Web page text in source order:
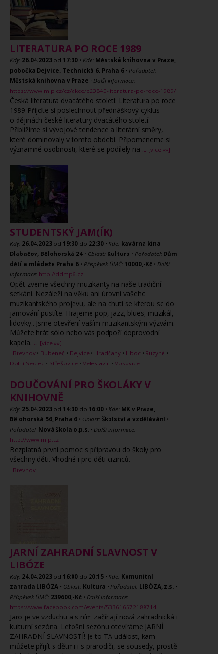
LITERATURA PO ROCE 1989
Kdy: 26.04.2023 od 17:30 • Kde: Městská knihovna v Praze,
pobočka Dejvice, Technická 6, Praha 6 • Pořadatel:
Městská knihovna v Praze • Další informace:
https://www.mlp.cz/cz/akce/e23845-literatura-po-roce-1989/
Česká literatura dvacátého století: Literatura po roce
1989 Přijďte si poslechnout přednáškový cyklus
o dějinách české literatury dvacátého století.
Přiblížíme si vývojové tendence a literární směry,
které dominovaly v tomto období. Připomeneme si
významné osobnosti, které se podílely na ... [více »»]
STUDENTSKÝ JAM(ÍK)
Kdy: 26.04.2023 od 19:30 do 22:30 • Kde: kavárna kina
Dlabačov, Bělohorská 24 • Oblast: Kultura • Pořadatel: Dům
dětí a mládeže Praha 6 • Příspěvek ÚMČ: 10000,-Kč • Další
informace: http://ddmp6.cz
Opět zveme všechny muzikanty na naše tradiční
setkání. Nezáleží na věku ani úrovni vašeho
muzikantského projevu, ale na chuti se kterou se do
jamování pustíte. Hrajeme pop, jazz, blues, muzikál,
lidovky.. Jsme otevření vaším muzikantským výzvám.
Můžete hrát sólo nebo vás podpoří doprovodní
kapela. ... [více »»]
Břevnov • Bubeneč • Dejvice • Hradčany • Liboc • Ruzyně •
Dolní Sedlec • Střešovice • Veleslavín • Vokovice
DOUČOVÁNÍ PRO ŠKOLÁKY V
KNIHOVNĚ
Kdy: 25.04.2023 od 14:30 do 16:00 • Kde: MK v Praze,
Bělohorská 56, Praha 6 • Oblast: Školství a vzdělávání •
Pořadatel: Nová škola o.p.s. • Další informace:
http://www.mlp.cz
Bezplatná první pomoc s přípravou do školy pro
všechny děti. Vhodné i pro děti cizinců.
Břevnov
JARNÍ ZAHRADNÍ SLAVNOST V
LIBÓZE
Kdy: 24.04.2023 od 16:00 do 20:15 • Kde: Komunitní
zahrada LIBÓZA • Oblast: Kultura • Pořadatel: LIBÓZA, z.s. •
Příspěvek ÚMČ: 239600,-Kč • Další informace:
https://www.facebook.com/events/533616572188714
Jaro je ve vzduchu a s ním začínají nová zahradnická i
kulturní sezóna. Letošní sezónu otevíráme JARNÍ
ZAHRADNÍ SLAVNOSTÍ! Je to TA událost, kam
můžete přijít s dětmi i s prarodiči, se sousedy, prostě